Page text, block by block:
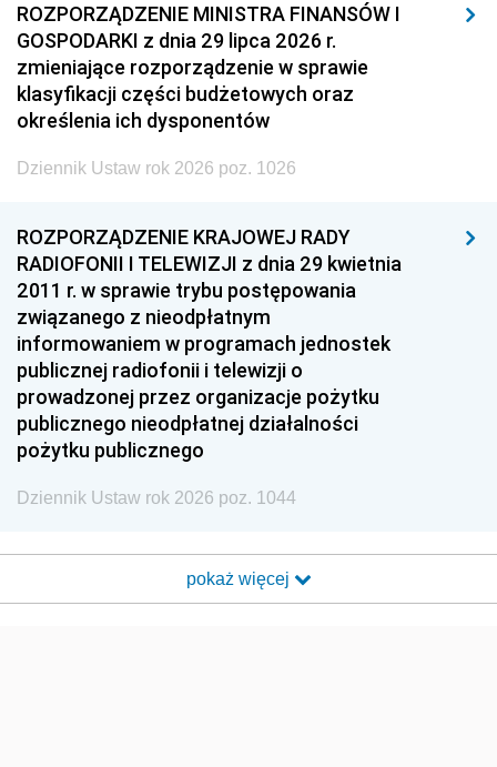
ROZPORZĄDZENIE MINISTRA FINANSÓW I
GOSPODARKI z dnia 29 lipca 2026 r.
zmieniające rozporządzenie w sprawie
klasyfikacji części budżetowych oraz
określenia ich dysponentów
Dziennik Ustaw rok 2026 poz. 1026
ROZPORZĄDZENIE KRAJOWEJ RADY
RADIOFONII I TELEWIZJI z dnia 29 kwietnia
2011 r. w sprawie trybu postępowania
związanego z nieodpłatnym
informowaniem w programach jednostek
publicznej radiofonii i telewizji o
prowadzonej przez organizacje pożytku
publicznego nieodpłatnej działalności
pożytku publicznego
Dziennik Ustaw rok 2026 poz. 1044
pokaż więcej